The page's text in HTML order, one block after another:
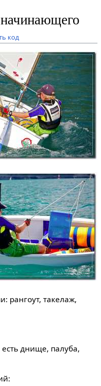
код
рангоут, такелаж,
есть днище, палуба,